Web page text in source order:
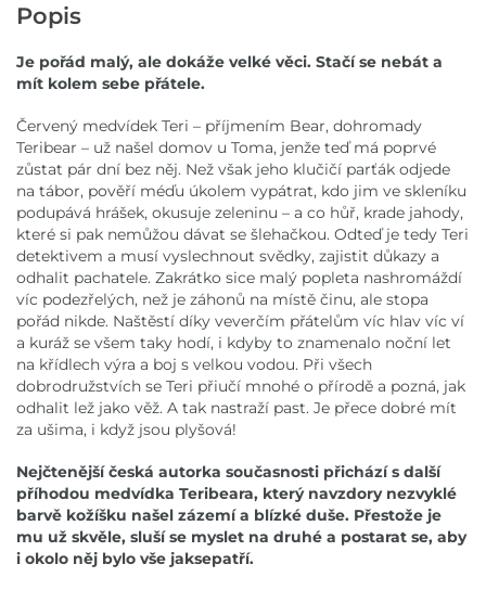
Popis
Je pořád malý, ale dokáže velké věci. Stačí se nebát a
mít kolem sebe přátele.
Červený medvídek Teri – příjmením Bear, dohromady
Teribear – už našel domov u Toma, jenže teď má poprvé
zůstat pár dní bez něj. Než však jeho klučičí parťák odjede
na tábor, pověří méďu úkolem vypátrat, kdo jim ve skleníku
podupává hrášek, okusuje zeleninu – a co hůř, krade jahody,
které si pak nemůžou dávat se šlehačkou. Odteď je tedy Teri
detektivem a musí vyslechnout svědky, zajistit důkazy a
odhalit pachatele. Zakrátko sice malý popleta nashromáždí
víc podezřelých, než je záhonů na místě činu, ale stopa
pořád nikde. Naštěstí díky veverčím přátelům víc hlav víc ví
a kuráž se všem taky hodí, i kdyby to znamenalo noční let
na křídlech výra a boj s velkou vodou. Při všech
dobrodružstvích se Teri přiučí mnohé o přírodě a pozná, jak
odhalit lež jako věž. A tak nastraží past. Je přece dobré mít
za ušima, i když jsou plyšová!
Nejčtenější česká autorka současnosti přichází s další
příhodou medvídka Teribeara, který navzdory nezvyklé
barvě kožíšku našel zázemí a blízké duše. Přestože je
mu už skvěle, sluší se myslet na druhé a postarat se, aby
i okolo něj bylo vše jaksepatří.